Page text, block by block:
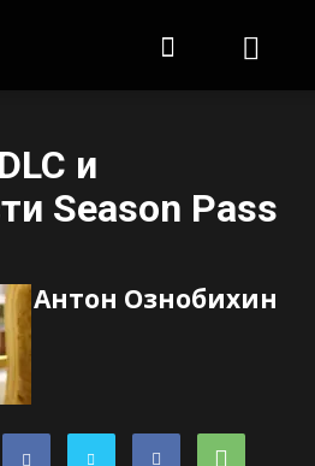
и
Season Pass
Антон Ознобихин